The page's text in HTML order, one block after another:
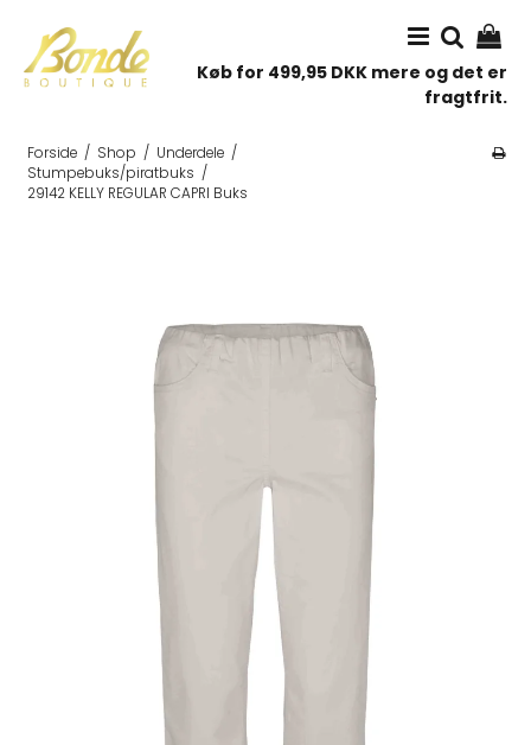
Køb for 499,95 DKK mere og det er
fragtfrit.
Forside / Shop / Underdele /
Stumpebuks/piratbuks /
29142 KELLY REGULAR CAPRI Buks